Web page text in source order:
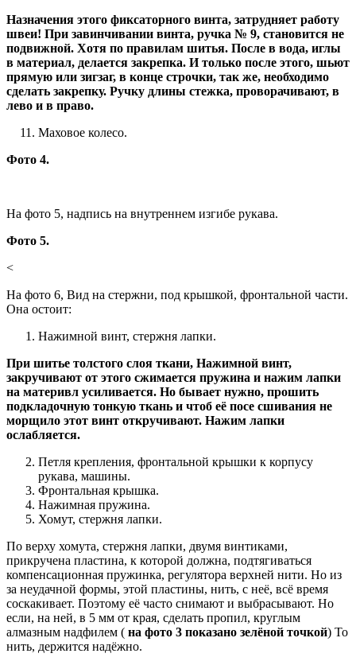
Назначения этого фиксаторного винта, затрудняет работу
швеи! При завинчивании винта, ручка № 9, становится не
подвижной. Хотя по правилам шитья. После в вода, иглы
в материал, делается закрепка. И только после этого, шьют
прямую или зигзаг, в конце строчки, так же, необходимо
сделать закрепку. Ручку длины стежка, проворачивают, в
лево и в право.
Маховое колесо.
Фото 4.
На фото 5, надпись на внутреннем изгибе рукава.
Фото 5.
<
На фото 6, Вид на стержни, под крышкой, фронтальной части.
Она остоит:
Нажимной винт, стержня лапки.
При шитье толстого слоя ткани, Нажимной винт,
закручивают от этого сжимается пружина и нажим лапки
на материвл усиливается. Но бывает нужно, прошить
подкладочную тонкую ткань и чтоб её посе сшивания не
морщило этот винт откручивают. Нажим лапки
ослабляется.
Петля крепления, фронтальной крышки к корпусу
рукава, машины.
Фронтальная крышка.
Нажимная пружина.
Хомут, стержня лапки.
По верху хомута, стержня лапки, двумя винтиками,
прикручена пластина, к которой должна, подтягиваться
компенсационная пружинка, регулятора верхней нити. Но из
за неудачной формы, этой пластины, нить, с неё, всё время
соскакивает. Поэтому её часто снимают и выбрасывают. Но
если, на ней, в 5 мм от края, сделать пропил, круглым
алмазным надфилем ( на фото 3 показано зелёной точкой) То
нить, держится надёжно.